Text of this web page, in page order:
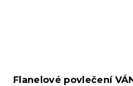
Flanelové povlečení